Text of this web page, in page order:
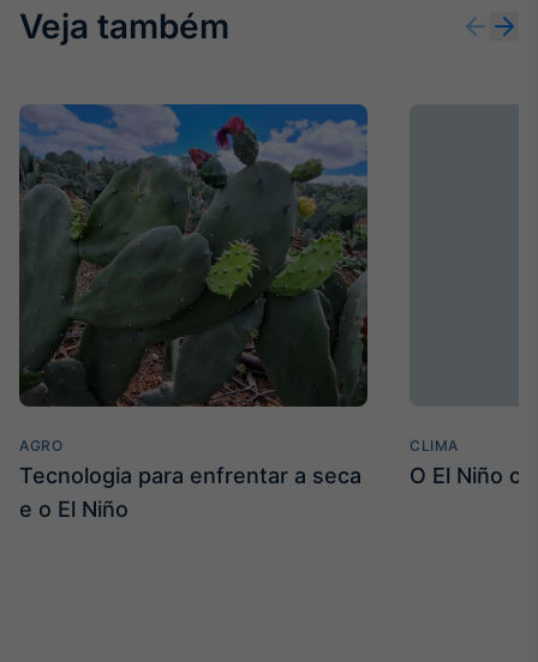
Veja também
AGRO
Tecnologia para enfrentar a seca
e o El Niño
CLIMA
O El Niño